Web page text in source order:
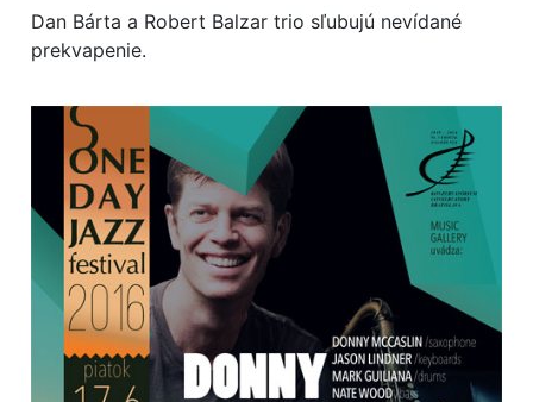
Dan Bárta a Robert Balzar trio sľubujú nevídané
prekvapenie.